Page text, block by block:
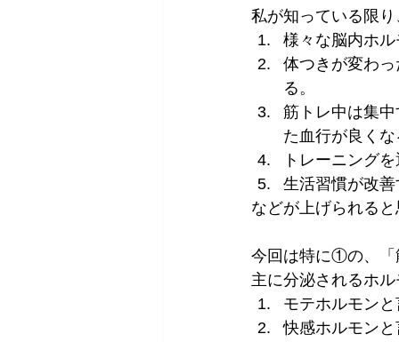
私が知っている限
様々な脳内ホ
体つきが変わ
る。
筋トレ中は集
た血行が良く
トレーニング
生活習慣が改
などが上げられる
今回は特に①の、「
主に分泌されるホ
モテホルモン
快感ホルモン